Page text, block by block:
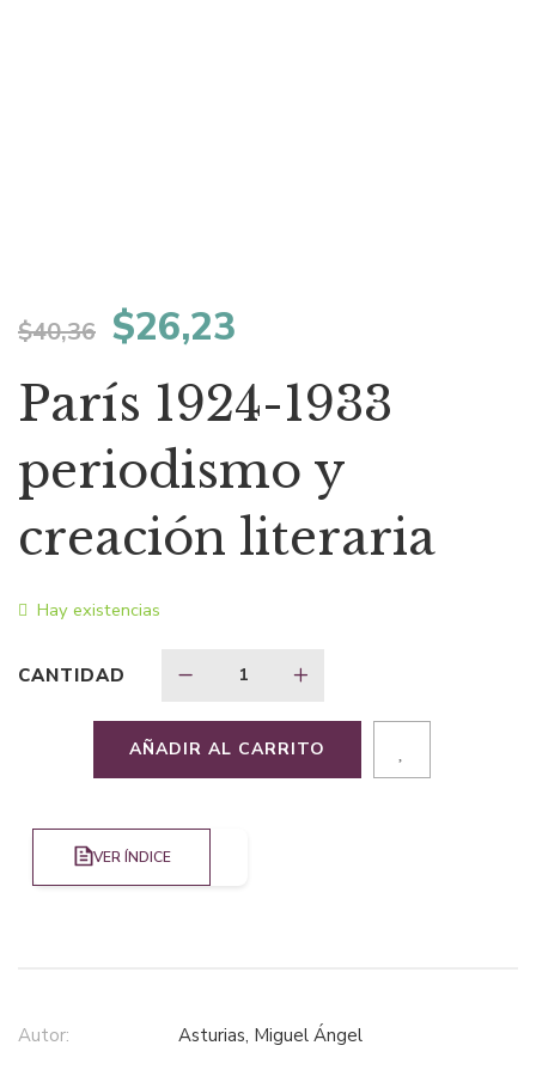
$40,36 El
precio
original
era:
$40,36.
$26,23
precio
es:
$26,23.
París 1924-1933
periodismo y
creación literaria
Hay existencias
CANTIDAD
AÑADIR AL CARRITO
VER ÍNDICE
Autor: Asturias, Miguel Ángel